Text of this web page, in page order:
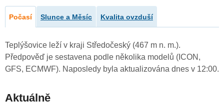
Počasí Slunce a Měsíc Kvalita ovzduší
Teplýšovice leží v kraji Středočeský (467 m n. m.).
Předpověď je sestavena podle několika modelů (ICON,
GFS, ECMWF). Naposledy byla aktualizována dnes v 12:00.
Aktuálně